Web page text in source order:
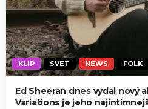
KLIP SVET NEWS FOLK
Ed Sheeran dnes vydal nový
Variations je jeho